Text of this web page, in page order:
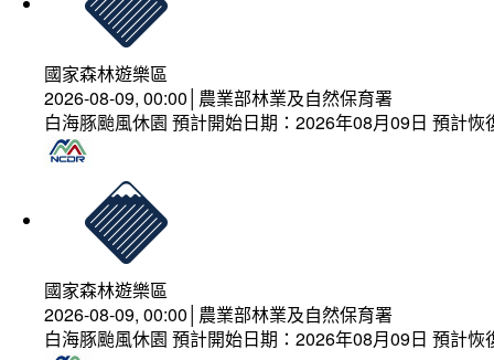
國家森林遊樂區
2026-08-09, 00:00│農業部林業及自然保育署
白海豚颱風休園 預計開始日期：2026年08月09日 預計
國家森林遊樂區
2026-08-09, 00:00│農業部林業及自然保育署
白海豚颱風休園 預計開始日期：2026年08月09日 預計